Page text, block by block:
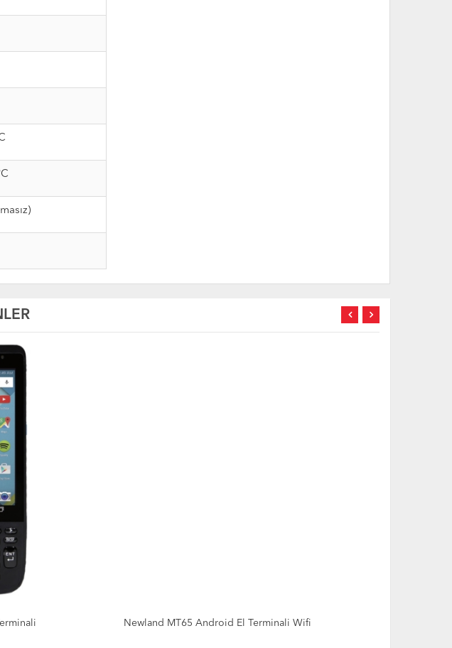
Newland MT65 Android El Terminali Wifi